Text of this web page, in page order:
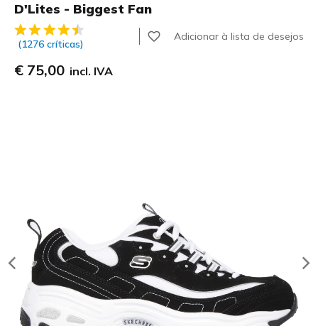
D'Lites - Biggest Fan
4$8 de 5 – Classificação do cliente
(1276 críticas)
Adicionar à lista de desejos
€ 75,00 incl. IVA